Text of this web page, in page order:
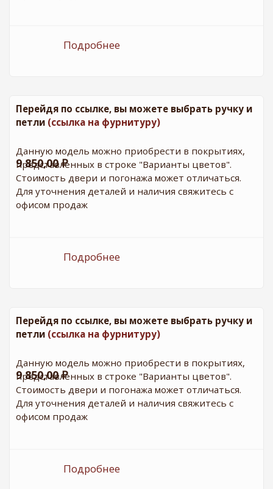
Подробнее
Перейдя по ссылке, вы можете выбрать ручку и
петли (ссылка на фурнитуру)
Данную модель можно приобрести в покрытиях,
представленных в строке "Варианты цветов".
Стоимость двери и погонажа может отличаться.
Для уточнения деталей и наличия свяжитесь с
офисом продаж
9 850,00 ₽
Подробнее
Перейдя по ссылке, вы можете выбрать ручку и
петли (ссылка на фурнитуру)
Данную модель можно приобрести в покрытиях,
представленных в строке "Варианты цветов".
Стоимость двери и погонажа может отличаться.
Для уточнения деталей и наличия свяжитесь с
офисом продаж
9 850,00 ₽
Подробнее